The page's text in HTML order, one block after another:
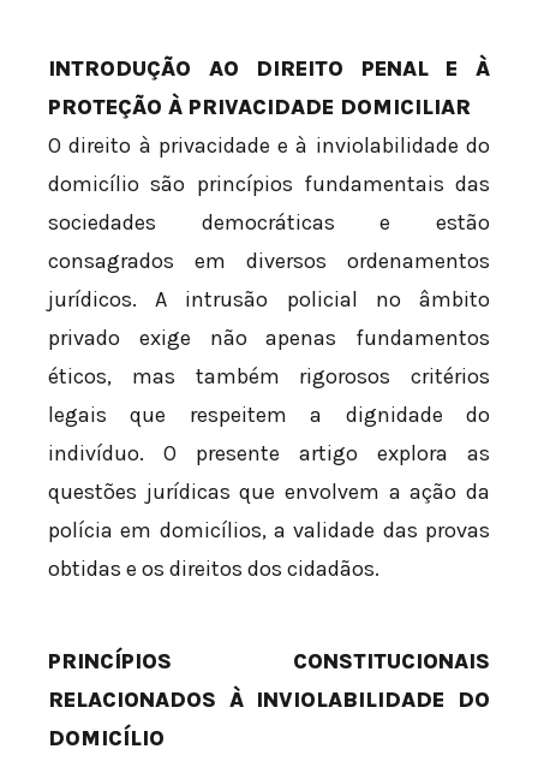
INTRODUÇÃO AO DIREITO PENAL E À
PROTEÇÃO À PRIVACIDADE DOMICILIAR
O direito à privacidade e à inviolabilidade do
domicílio são princípios fundamentais das
sociedades democráticas e estão
consagrados em diversos ordenamentos
jurídicos. A intrusão policial no âmbito
privado exige não apenas fundamentos
éticos, mas também rigorosos critérios
legais que respeitem a dignidade do
indivíduo. O presente artigo explora as
questões jurídicas que envolvem a ação da
polícia em domicílios, a validade das provas
obtidas e os direitos dos cidadãos.
PRINCÍPIOS CONSTITUCIONAIS
RELACIONADOS À INVIOLABILIDADE DO
DOMICÍLIO